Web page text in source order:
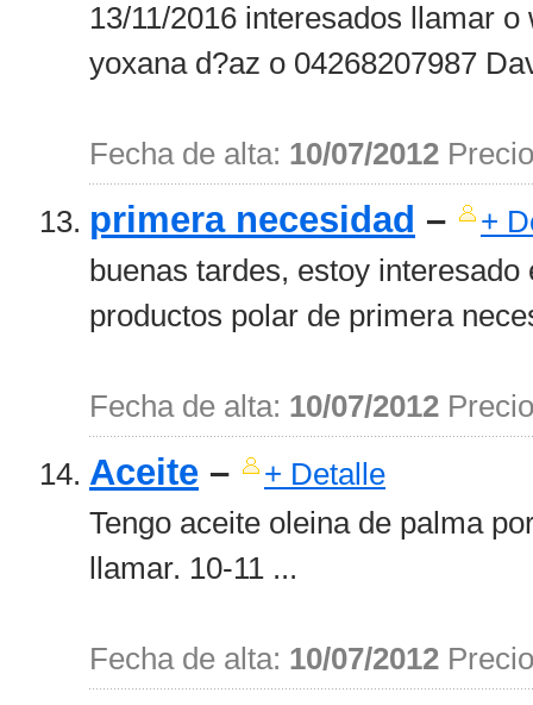
13/11/2016 interesados llamar
yoxana d?az o 04268207987
Fecha de alta: 10/07/2012
primera necesidad – +
buenas tardes, estoy
productos polar de primera
Fecha de alta: 10/07/2012
Aceite – + Detalle
Tengo aceite oleina de palma
llamar. 10-11 ...
Fecha de alta: 10/07/2012